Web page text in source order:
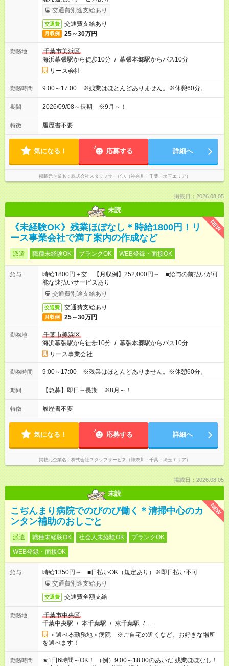
交通費別途支給あり
交通費 交通費支給あり
月収例 25～30万円
勤務地
千葉市美浜区
海浜幕張駅から徒歩10分 / 幕張本郷駅からバス10分
リース会社
勤務時間 9:00～17:00 ※残業はほとんどありません。※休憩60分。
期間 2026/09/08～長期 ※9月～！
特徴 履歴書不要
気になる！ 応募する 詳細へ
掲載元企業名 株式会社スタッフサービス（神奈川・千葉・埼玉エリア）
掲載日：2026.08.05
未読
NEW
《未経験OK》残業ほぼなし＊時給1800円！リ
ース事業会社で満了案内の作成など
派遣 職種未経験OK ブランクOK WEB登録・面接OK
給与
時給1800円＋交 【月収例】252,000円～ ■給与の前払いが可
能な速払いサービスあり
交通費別途支給あり
交通費 交通費支給あり
月収例 25～30万円
勤務地
千葉市美浜区
海浜幕張駅から徒歩10分 / 幕張本郷駅からバス10分
リース事業会社
勤務時間 9:00～17:00 ※残業はほとんどありません。※休憩60分。
期間 【急募】即日～長期 ※8月～！
特徴 履歴書不要
気になる！ 応募する 詳細へ
掲載元企業名 株式会社スタッフサービス（神奈川・千葉・埼玉エリア）
掲載日：2026.08.05
未読
NEW
こぢんまり病院でのびのび働く＊清掃中心のカ
ンタン補助のおしごと
派遣 職種未経験OK 社会人未経験OK
ブランクOK
WEB登録・面接OK
給与
時給1350円～ ■日払いOK（規定あり）※即日払い不可
交通費別途支給あり
交通費 交通費全額支給
勤務地
千葉市中央区
千葉中央駅 / 本千葉駅 / 東千葉駅 / …
＜選べる勤務地＞病院 ※ご自宅の近くなど、お好きな場所
を選べます！
勤務時間
★1日6時間～OK！ （例）9:00～18:00のあいだ 残業ほぼなし！